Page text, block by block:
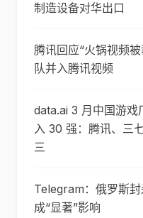
制造设备对华出口
腾讯回应“火锅视频
队并入腾讯视频
data.ai 3 月中国游戏
入 30 强：腾讯、三
三
Telegram：俄罗斯
成“显著”影响